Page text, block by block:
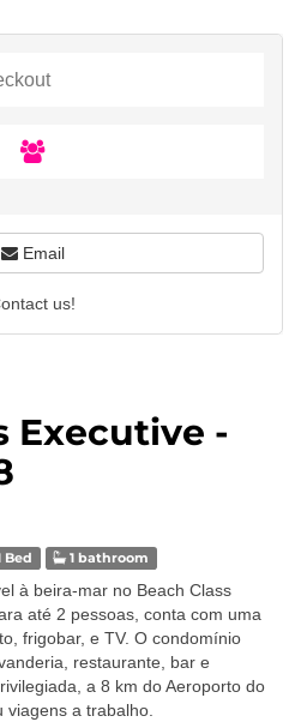
Executive -
Bed 1 bathroom
à beira-mar no Beach Class
até 2 pessoas, conta com uma
frigobar, e TV. O condomínio
restaurante, bar e
a 8 km do Aeroporto do
a trabalho.
Email
us!